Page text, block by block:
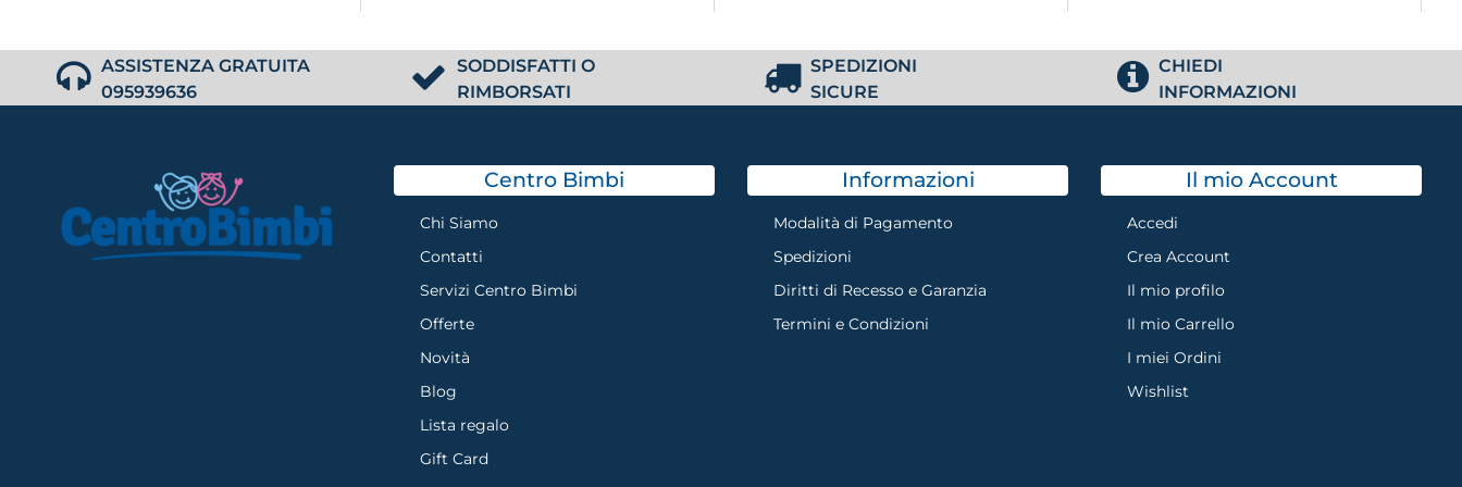
ASSISTENZA GRATUITA
095939636
SODDISFATTI O
RIMBORSATI
SPEDIZIONI
SICURE
CHIEDI
INFORMAZIONI
Centro Bimbi
Chi Siamo
Contatti
Servizi Centro Bimbi
Offerte
Novità
Blog
Lista regalo
Gift Card
Informazioni
Modalità di Pagamento
Spedizioni
Diritti di Recesso e Garanzia
Termini e Condizioni
Il mio Account
Accedi
Crea Account
Il mio profilo
Il mio Carrello
I miei Ordini
Wishlist